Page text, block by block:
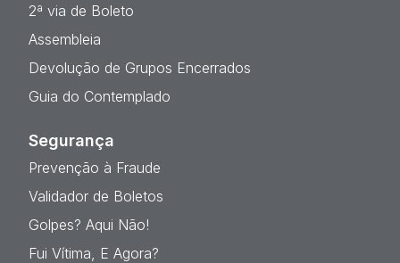
2ª via de Boleto
Assembleia
Devolução de Grupos Encerrados
Guia do Contemplado
Segurança
Prevenção à Fraude
Validador de Boletos
Golpes? Aqui Não!
Fui Vítima, E Agora?